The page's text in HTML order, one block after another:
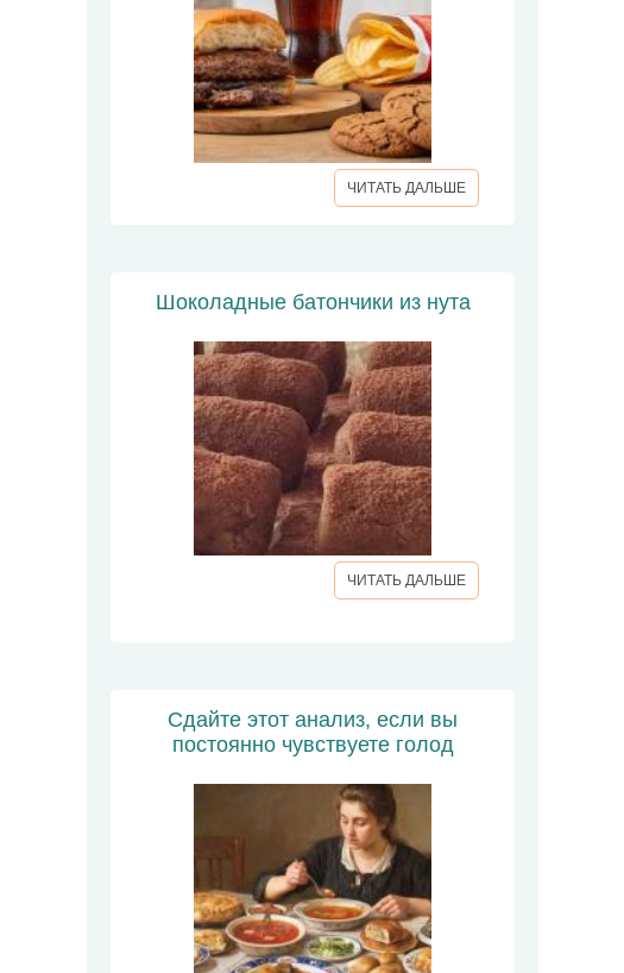
ЧИТАТЬ ДАЛЬШЕ
Шоколадные батончики из нута
ЧИТАТЬ ДАЛЬШЕ
Сдайте этот анализ, если вы
постоянно чувствуете голод